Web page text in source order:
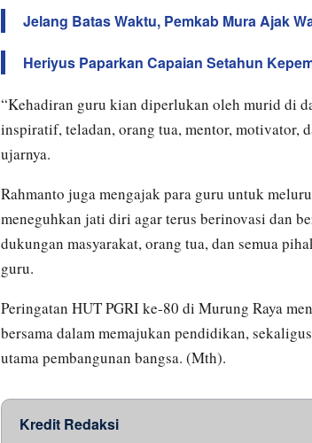
Jelang Batas Waktu, Pemkab Mura Ajak
Heriyus Paparkan Capaian Setahun
“Kehadiran guru kian diperlukan oleh murid di
inspiratif, teladan, orang tua, mentor, motivator,
ujarnya.
Rahmanto juga mengajak para guru untuk
meneguhkan jati diri agar terus berinovasi dan
dukungan masyarakat, orang tua, dan semua
guru.
Peringatan HUT PGRI ke-80 di Murung Raya
bersama dalam memajukan pendidikan,
utama pembangunan bangsa. (Mth).
Kredit Redaksi